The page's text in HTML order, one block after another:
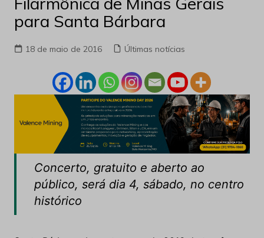
para Santa Bárbara
18 de maio de 2016 Últimas notícias
Concerto, gratuito e aberto ao
público, será dia 4, sábado, no centro
histórico